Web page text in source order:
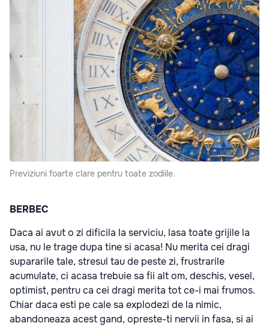
Previziuni foarte clare pentru toate zodiile.
BERBEC
Daca ai avut o zi dificila la serviciu, lasa toate grijile la
usa, nu le trage dupa tine si acasa! Nu merita cei dragi
supararile tale, stresul tau de peste zi, frustrarile
acumulate, ci acasa trebuie sa fii alt om, deschis, vesel,
optimist, pentru ca cei dragi merita tot ce-i mai frumos.
Chiar daca esti pe cale sa explodezi de la nimic,
abandoneaza acest gand, opreste-ti nervii in fasa, si ai